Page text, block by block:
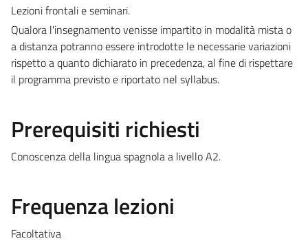
Lezioni frontali e seminari.
Qualora l'insegnamento venisse impartito in modalità mista o
a distanza potranno essere introdotte le necessarie variazioni
rispetto a quanto dichiarato in precedenza, al fine di rispettare
il programma previsto e riportato nel syllabus.
Prerequisiti richiesti
Conoscenza della lingua spagnola a livello A2.
Frequenza lezioni
Facoltativa